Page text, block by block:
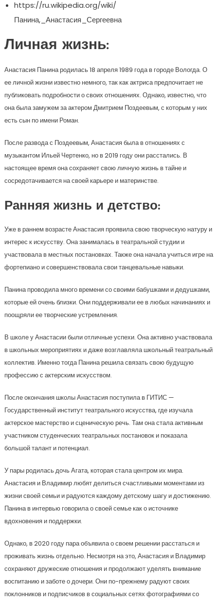
https://ru.wikipedia.org/wiki/
Панина,_Анастасия_Сергеевна
Личная жизнь:
Анастасия Панина родилась 18 апреля 1989 года в городе Вологда. О
ее личной жизни известно немного, так как актриса предпочитает не
публиковать подробности о своих отношениях. Однако, известно, что
она была замужем за актером Дмитрием Поздеевым, с которым у них
есть сын по имени Роман.
После развода с Поздеевым, Анастасия была в отношениях с
музыкантом Ильей Чертенко, но в 2019 году они расстались. В
настоящее время она сохраняет свою личную жизнь в тайне и
сосредотачивается на своей карьере и материнстве.
Ранняя жизнь и детство:
Уже в раннем возрасте Анастасия проявила свою творческую натуру и
интерес к искусству. Она занималась в театральной студии и
участвовала в местных постановках. Также она начала учиться игре на
фортепиано и совершенствовала свои танцевальные навыки.
Панина проводила много времени со своими бабушками и дедушками,
которые ей очень близки. Они поддерживали ее в любых начинаниях и
поощряли ее творческие устремления.
В школе у Анастасии были отличные успехи. Она активно участвовала
в школьных мероприятиях и даже возглавляла школьный театральный
коллектив. Именно тогда Панина решила связать свою будущую
профессию с актерским искусством.
После окончания школы Анастасия поступила в ГИТИС —
Государственный институт театрального искусства, где изучала
актерское мастерство и сценическую речь. Там она стала активным
участником студенческих театральных постановок и показала
большой талант и потенциал.
У пары родилась дочь Агата, которая стала центром их мира.
Анастасия и Владимир любят делиться счастливыми моментами из
жизни своей семьи и радуются каждому детскому шагу и достижению.
Панина в интервью говорила о своей семье как о источнике
вдохновения и поддержки.
Однако, в 2020 году пара объявила о своем решении расстаться и
проживать жизнь отдельно. Несмотря на это, Анастасия и Владимир
сохраняют дружеские отношения и продолжают уделять внимание
воспитанию и заботе о дочери. Они по-прежнему радуют своих
поклонников и подписчиков в социальных сетях фотографиями со